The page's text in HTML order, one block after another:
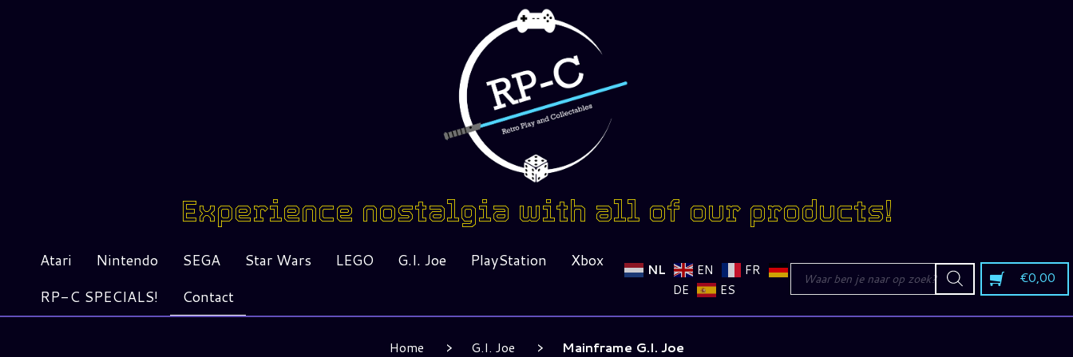
Experience nostalgia with all of our products!
Atari Nintendo SEGA Star Wars LEGO G.I. Joe PlayStation
Xbox
RP-C SPECIALS!
Contact
NL EN
FR
DE
ES
Producten
zoeken €0,00
Home G.I. Joe Mainframe G.I. Joe